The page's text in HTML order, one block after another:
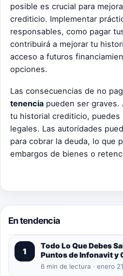
posible es crucial para
crediticio. Implementar
responsables, como pagar
contribuirá a mejorar tu
acceso a futuros
opciones.
Las consecuencias de no
tenencia pueden ser graves.
tu historial crediticio,
legales. Las autoridades
para cobrar la deuda, lo que
embargos de bienes o
En tendencia
1
Todo Lo Que Debes
Puntos de Infonavit y
6 min de lectura · enero